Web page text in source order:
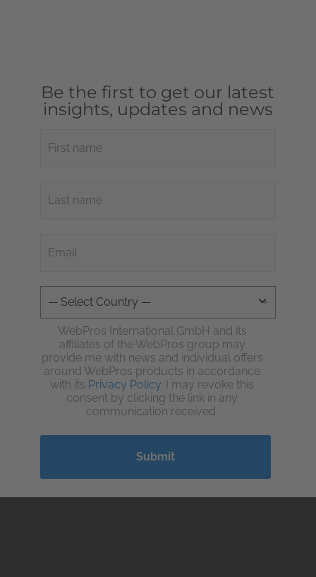
Be the first to get our latest
insights, updates and news
WebPros International GmbH and its
affiliates of the WebPros group may
provide me with news and individual offers
around WebPros products in accordance
with its Privacy Policy. I may revoke this
consent by clicking the link in any
communication received.